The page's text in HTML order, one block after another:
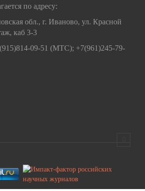
по адресу:
обл., г. Иваново, ул. Красной
каб 3-3
09-51 (МТС); +7(961)245-79-